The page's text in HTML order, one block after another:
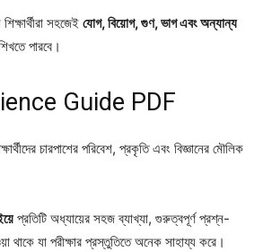
সহজেই যোগ, বিয়োগ, গুণ, ভাগ এবং অন্যান্য
পারবে।
Guide PDF
চারপাশের পরিবেশ, প্রকৃতি এবং বিজ্ঞানের মৌলিক
প্রতিটি অধ্যায়ের সহজ ব্যাখ্যা, গুরুত্বপূর্ণ প্রশ্ন-
থাকে যা পরীক্ষার প্রস্তুতিতে অনেক সাহায্য করে।